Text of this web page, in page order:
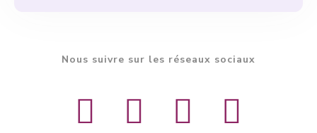
Nous suivre sur les réseaux sociaux